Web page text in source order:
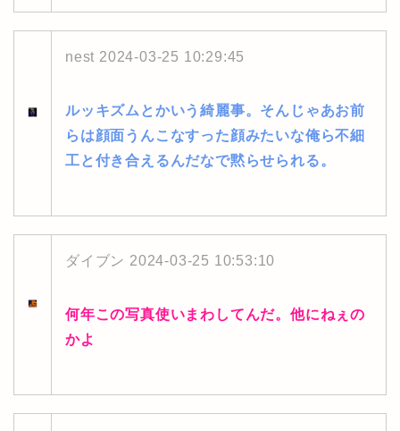
nest 2024-03-25 10:29:45
ルッキズムとかいう綺麗事。そんじゃあお前
らは顔面うんこなすった顔みたいな俺ら不細
工と付き合えるんだなで黙らせられる。
ダイブン 2024-03-25 10:53:10
何年この写真使いまわしてんだ。他にねぇの
かよ